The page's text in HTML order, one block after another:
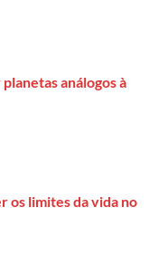
análogos à
os limites da vida no